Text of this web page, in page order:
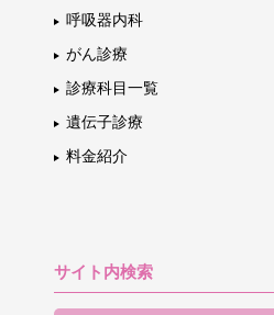
呼吸器内科
がん診療
診療科目一覧
遺伝子診療
料金紹介
サイト内検索